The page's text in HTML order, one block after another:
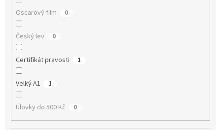
Oscarový film 0
Český lev 0
Certifikát pravosti 1
Velký A1 1
Úlovky do 500 Kč 0